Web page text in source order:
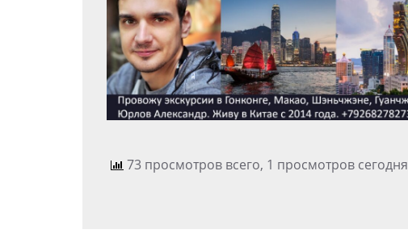
73 просмотров всего, 1 просмотров сегодня